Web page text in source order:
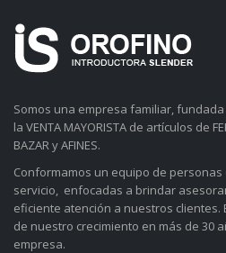
Somos una empresa familiar, fundada
la VENTA MAYORISTA de artículos de
BAZAR y AFINES.
Conformamos un equipo de personas
servicio, enfocadas a brindar
eficiente atención a nuestros clientes.
de nuestro crecimiento en más de 30
empresa.